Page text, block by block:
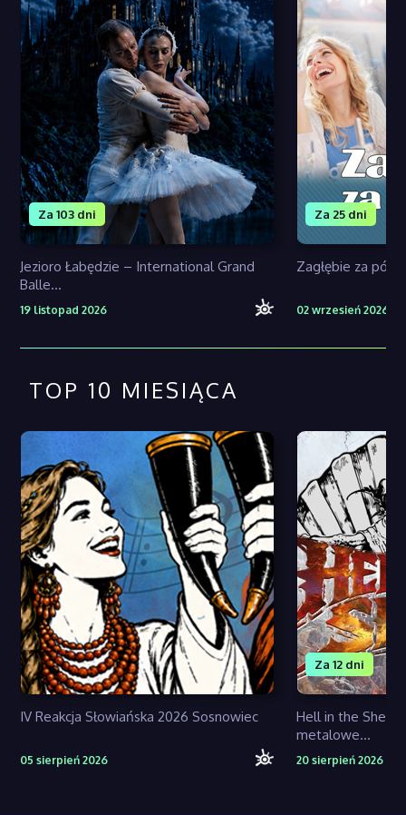
Jezioro Łabędzie – International Grand
Balle...
Za 103 dni
19 listopad 2026
Zagłębie za pół
Za 25 dni
02 wrzesień 2026
TOP 10 MIESIĄCA
IV Reakcja Słowiańska 2026 Sosnowiec
05 sierpień 2026
Hell in the Shell
metalowe...
Za 12 dni
20 sierpień 2026